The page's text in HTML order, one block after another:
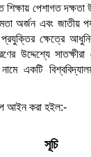
শিক্ষায় পেশাগত
অর্জন এবং জাতীয়
প্রযুক্তির ক্ষেত্রে
উদ্দেশ্যে সাতক্ষীরা
নামে একটি
আইন করা হইল:-
সূচি